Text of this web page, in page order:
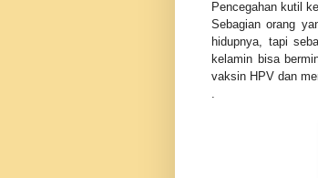
Pencegahan kutil
Sebagian orang
hidupnya, tapi
kelamin bisa
vaksin HPV dan
.